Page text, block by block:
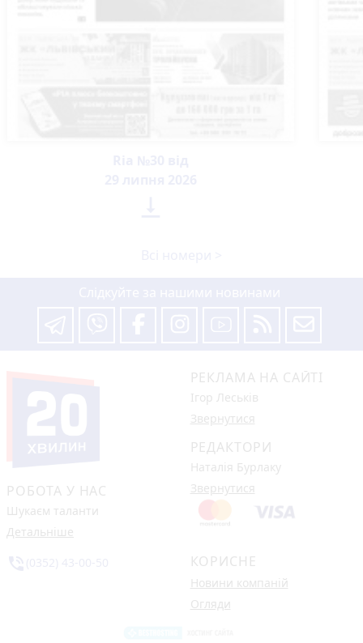
РОБОТА У НАС
Шукаєм таланти
Детальніше
РЕКЛАМА НА САЙТІ
Ігор Леськів
Звернутися
РЕДАКТОРИ
Наталія Бурлаку
Звернутися
КОРИСНЕ
Новини компаній
Огляди